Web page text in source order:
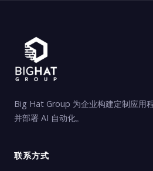
Big Hat Group 为企业构建定制应用
并部署 AI 自动化。
联系方式